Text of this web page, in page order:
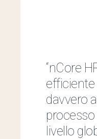
“nCore
efficiente
davvero
processo
livello